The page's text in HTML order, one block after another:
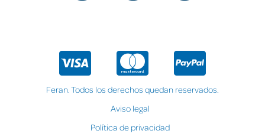
Feran. Todos los derechos quedan reservados.
Aviso legal
Política de privacidad